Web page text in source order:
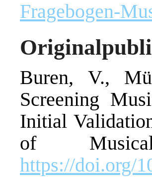
Fragebogen-
Buren, V.,
Screening
Initial
of
https://doi.org/